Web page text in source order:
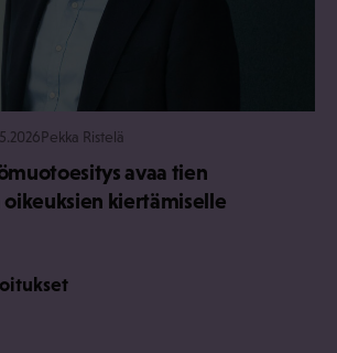
Pekka Ristelä
avaa tien
kiertämiselle